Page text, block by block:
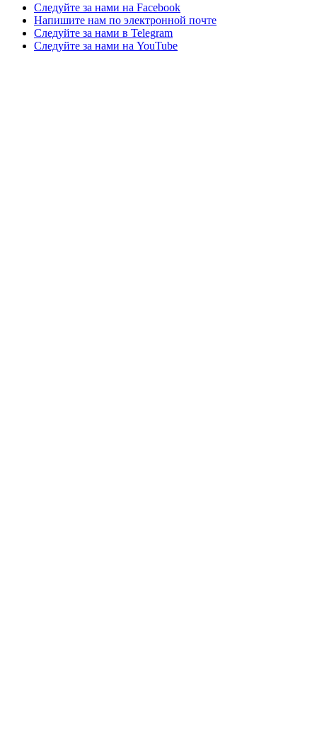
Следуйте за нами на Facebook
Напишите нам по электронной почте
Следуйте за нами в Telegram
Следуйте за нами на YouTube